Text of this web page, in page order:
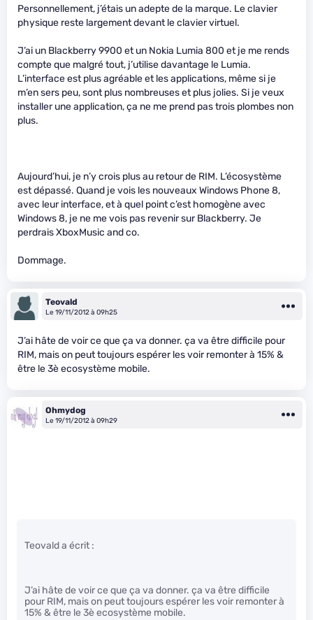
Personnellement, j’étais un adepte de la marque. Le clavier
physique reste largement devant le clavier virtuel.
J’ai un Blackberry 9900 et un Nokia Lumia 800 et je me rends
compte que malgré tout, j’utilise davantage le Lumia.
L’interface est plus agréable et les applications, même si je
m’en sers peu, sont plus nombreuses et plus jolies. Si je veux
installer une application, ça ne me prend pas trois plombes non
plus.
Aujourd’hui, je n’y crois plus au retour de RIM. L’écosystème
est dépassé. Quand je vois les nouveaux Windows Phone 8,
avec leur interface, et à quel point c’est homogène avec
Windows 8, je ne me vois pas revenir sur Blackberry. Je
perdrais XboxMusic and co.
Dommage.
Teovald
Le 19/11/2012 à 09h25
J’ai hâte de voir ce que ça va donner. ça va être difficile pour
RIM, mais on peut toujours espérer les voir remonter à 15% &
être le 3è ecosystème mobile.
Ohmydog
Le 19/11/2012 à 09h29
Teovald a écrit :
J’ai hâte de voir ce que ça va donner. ça va être difficile
pour RIM, mais on peut toujours espérer les voir remonter à
15% & être le 3è ecosystème mobile.